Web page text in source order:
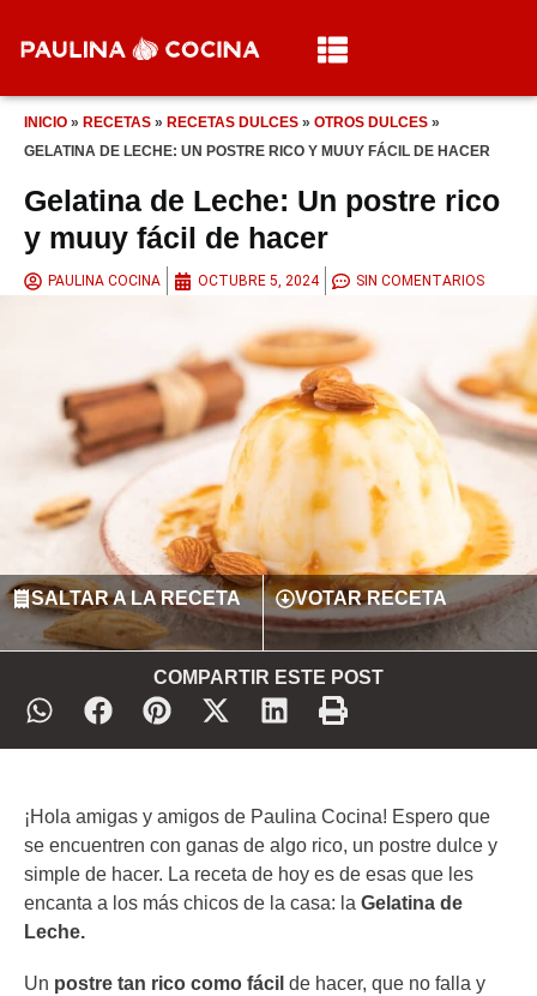
INICIO » RECETAS » RECETAS DULCES » OTROS DULCES »
GELATINA DE LECHE: UN POSTRE RICO Y MUUY FÁCIL DE HACER
Gelatina de Leche: Un postre rico
y muuy fácil de hacer
PAULINA COCINA OCTUBRE 5, 2024 SIN COMENTARIOS
SALTAR A LA RECETA VOTAR RECETA
COMPARTIR ESTE POST
¡Hola amigas y amigos de Paulina Cocina! Espero que
se encuentren con ganas de algo rico, un postre dulce y
simple de hacer. La receta de hoy es de esas que les
encanta a los más chicos de la casa: la Gelatina de
Leche.
Un postre tan rico como fácil de hacer, que no falla y